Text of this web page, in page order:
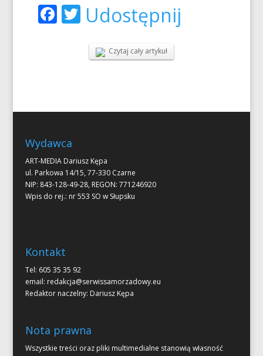
Facebook
Twitter
Udostępnij
Czytaj cały artykuł
Wydawca
ART-MEDIA Dariusz Kępa
ul. Parkowa 14/15, 77-330 Czarne
NIP: 843-128-49-28, REGON: 771246920
Wpis do rej.: nr 553 SO w Słupsku
Kontakt
Tel: 605 35 35 92
email: redakcja@serwissamorzadowy.eu
Redaktor naczelny: Dariusz Kępa
Nota prawna
Wszystkie treści oraz pliki multimedialne stanowią własność